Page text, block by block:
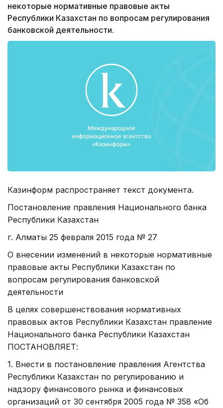
некоторые нормативные правовые акты
Республики Казахстан по вопросам регулирования
банковской деятельности.
Казинформ распространяет текст документа.
Постановление правления Национального банка
Республики Казахстан
г. Алматы 25 февраля 2015 года № 27
О внесении изменений в некоторые нормативные
правовые акты Республики Казахстан по
вопросам регулирования банковской
деятельности
В целях совершенствования нормативных
правовых актов Республики Казахстан правление
Национального банка Республики Казахстан
ПОСТАНОВЛЯЕТ:
1. Внести в постановление правления Агентства
Республики Казахстан по регулированию и
надзору финансового рынка и финансовых
организаций от 30 сентября 2005 года № 358 «Об